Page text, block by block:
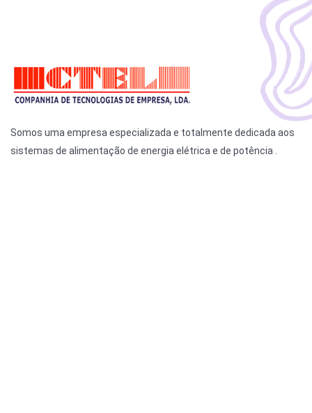
Somos uma empresa especializada e totalmente dedicada aos
sistemas de alimentação de energia elétrica e de potência .